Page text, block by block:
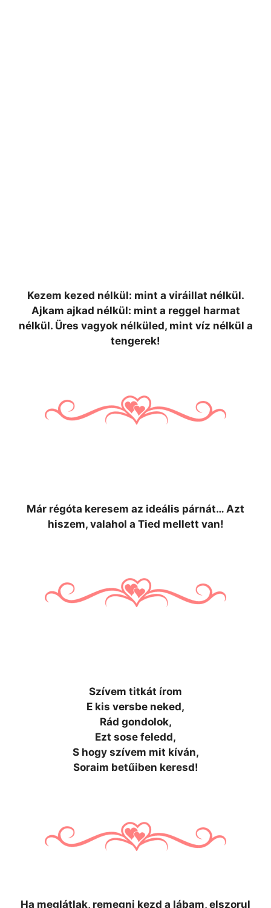
Kezem kezed nélkül: mint a viráillat nélkül.
Ajkam ajkad nélkül: mint a reggel harmat
nélkül. Üres vagyok nélküled, mint víz nélkül a
tengerek!
Már régóta keresem az ideális párnát… Azt
hiszem, valahol a Tied mellett van!
Szívem titkát írom
E kis versbe neked,
Rád gondolok,
Ezt sose feledd,
S hogy szívem mit kíván,
Soraim betűiben keresd!
Ha meglátlak, remegni kezd a lábam, elszorul